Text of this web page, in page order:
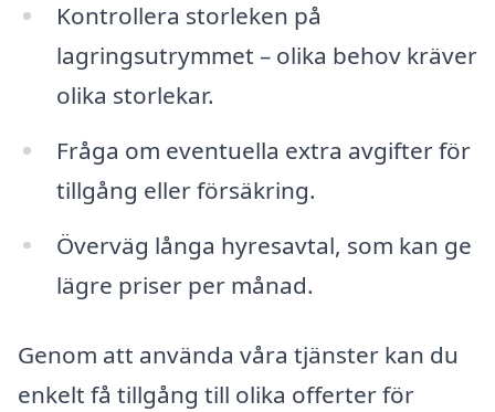
Kontrollera storleken på
lagringsutrymmet – olika behov kräver
olika storlekar.
Fråga om eventuella extra avgifter för
tillgång eller försäkring.
Överväg långa hyresavtal, som kan ge
lägre priser per månad.
Genom att använda våra tjänster kan du
enkelt få tillgång till olika offerter för